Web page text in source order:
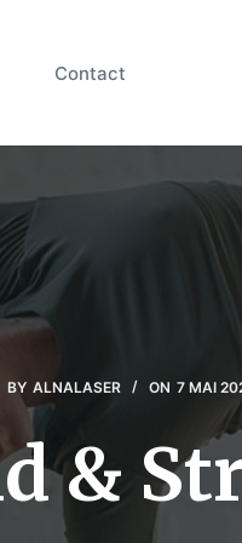
Contact
BY ALNALASER ON 7 MAI
&